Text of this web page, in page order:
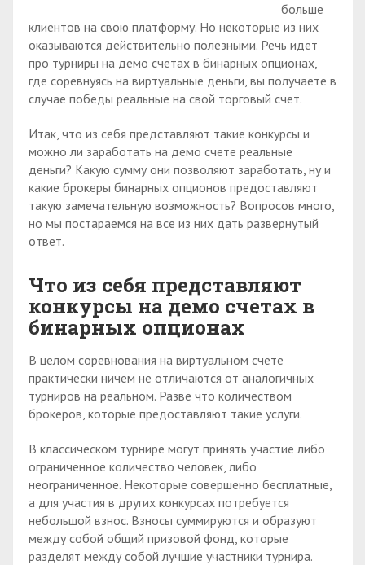
больше
клиентов на свою платформу. Но некоторые из них
оказываются действительно полезными. Речь идет
про турниры на демо счетах в бинарных опционах,
где соревнуясь на виртуальные деньги, вы получаете в
случае победы реальные на свой торговый счет.
Итак, что из себя представляют такие конкурсы и
можно ли заработать на демо счете реальные
деньги? Какую сумму они позволяют заработать, ну и
какие брокеры бинарных опционов предоставляют
такую замечательную возможность? Вопросов много,
но мы постараемся на все из них дать развернутый
ответ.
Что из себя представляют
конкурсы на демо счетах в
бинарных опционах
В целом соревнования на виртуальном счете
практически ничем не отличаются от аналогичных
турниров на реальном. Разве что количеством
брокеров, которые предоставляют такие услуги.
В классическом турнире могут принять участие либо
ограниченное количество человек, либо
неограниченное. Некоторые совершенно бесплатные,
а для участия в других конкурсах потребуется
небольшой взнос. Взносы суммируются и образуют
между собой общий призовой фонд, которые
разделят между собой лучшие участники турнира.